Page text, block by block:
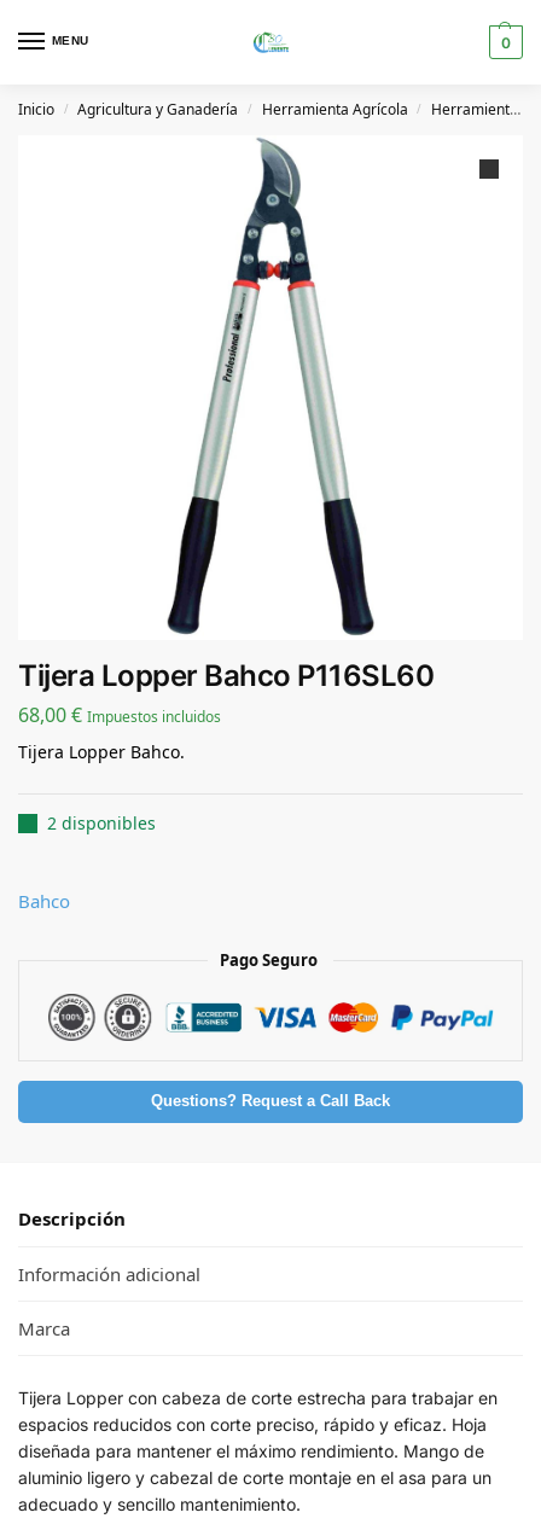
MENU 0
Inicio / Agricultura y Ganadería / Herramienta Agrícola / Herramientas de Poda
Tijera Lopper Bahco P116SL60
68,00€ Impuestos incluidos
Tijera Lopper Bahco.
2 disponibles
Bahco
Pago Seguro
Questions? Request a Call Back
Descripción
Información adicional
Marca
Tijera Lopper con cabeza de corte estrecha para trabajar en
espacios reducidos con corte preciso, rápido y eficaz. Hoja
diseñada para mantener el máximo rendimiento. Mango de
aluminio ligero y cabezal de corte montaje en el asa para un
adecuado y sencillo mantenimiento.